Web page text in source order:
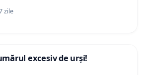
zile
excesiv de urși!